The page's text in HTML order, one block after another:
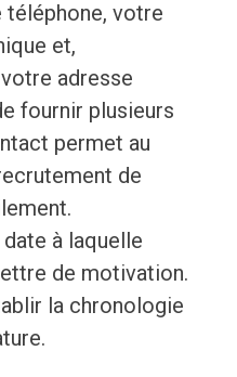
votre
et,
adresse
fournir plusieurs
permet au
de
à laquelle
de motivation.
la chronologie